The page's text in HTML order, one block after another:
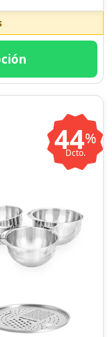
44%
Dcto.